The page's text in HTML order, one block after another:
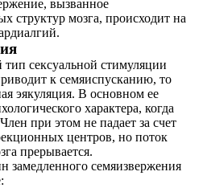
вызванное
структур мозга, происходит на
сексуальной стимуляции
к семяиспусканию, то
эякуляция. В основном ее
характера, когда
при этом не падает за счет
центров, но поток
прерывается.
замедленного семяизвержения